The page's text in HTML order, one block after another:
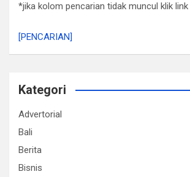
*jika kolom pencarian tidak muncul klik
[PENCARIAN]
Kategori
Advertorial
Bali
Berita
Bisnis